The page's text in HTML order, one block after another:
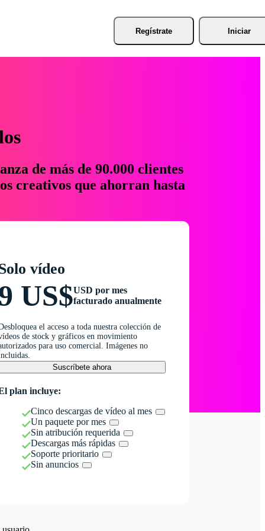
Regístrate Iniciar
de más de 90.000 clientes
creativos que ahorran hasta
vídeo
US$USD por mes
facturado anualmente
el acceso a toda nuestra colección de
de stock y gráficos en movimiento
para uso comercial. Imágenes no
Suscríbete ahora
plan incluye:
Cinco descargas de vídeo al mes
Un paquete por mes
Sin atribución requerida
Descargas más rápidas
Soporte prioritario
Sin anuncios